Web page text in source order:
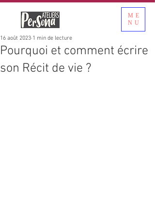
ME
NU
Pourquoi et comment écrire
son Récit de vie ?
16 août 2023 1 min de lecture